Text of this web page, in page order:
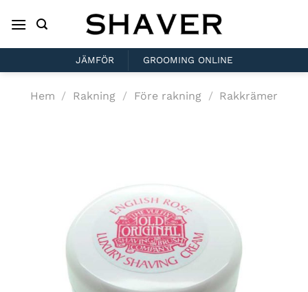
JÄMFÖR GROOMING ONLINE
Hem / Rakning / Före rakning / Rakkrämer